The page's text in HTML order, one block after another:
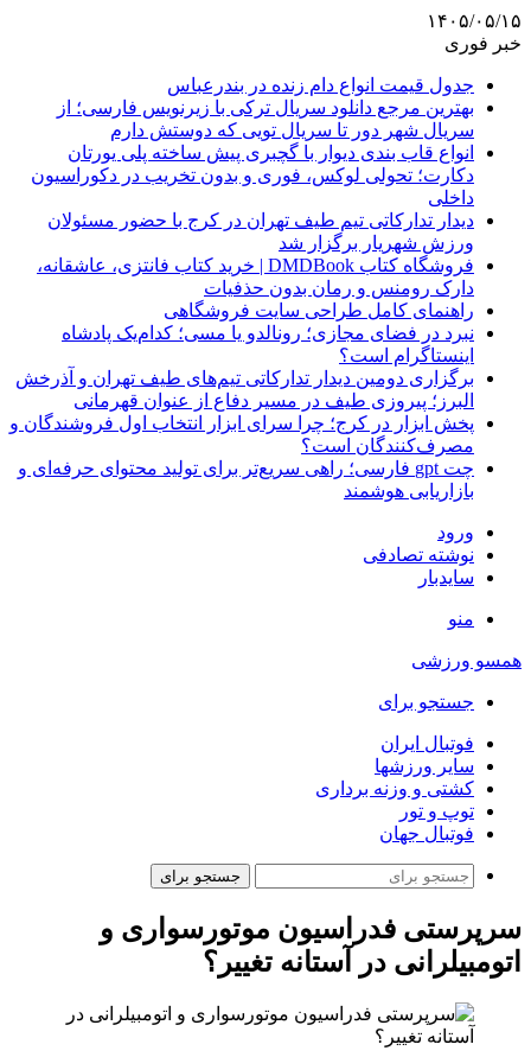
۱۴۰۵/۰۵/۱۵
خبر فوری
جدول قیمت انواع دام زنده در بندرعباس
بهترین مرجع دانلود سریال ترکی با زیرنویس فارسی؛ از
سریال شهر دور تا سریال تویی که دوستش دارم
انواع قاب بندی دیوار با گچبری پیش ساخته پلی یورتان
دکارت؛ تحولی لوکس، فوری و بدون تخریب در دکوراسیون
داخلی
دیدار تدارکاتی تیم طیف تهران در کرج با حضور مسئولان
ورزش شهریار برگزار شد
فروشگاه کتاب DMDBook | خرید کتاب فانتزی، عاشقانه،
دارک رومنس و رمان بدون حذفیات
راهنمای کامل طراحی سایت فروشگاهی
نبرد در فضای مجازی؛ رونالدو یا مسی؛ کدام‌یک پادشاه
اینستاگرام است؟
برگزاری دومین دیدار تدارکاتی تیم‌های طیف تهران و آذرخش
البرز؛ پیروزی طیف در مسیر دفاع از عنوان قهرمانی
پخش ابزار در کرج؛ چرا سرای ابزار انتخاب اول فروشندگان و
مصرف‌کنندگان است؟
چت gpt فارسی؛ راهی سریع‌تر برای تولید محتوای حرفه‌ای و
بازاریابی هوشمند
ورود
نوشته تصادفی
سایدبار
منو
همسو ورزشی
جستجو برای
فوتبال ایران
سایر ورزشها
کشتی و وزنه برداری
توپ و تور
فوتبال جهان
جستجو برای
سرپرستی فدراسیون موتورسواری و
اتومبیلرانی در آستانه تغییر؟